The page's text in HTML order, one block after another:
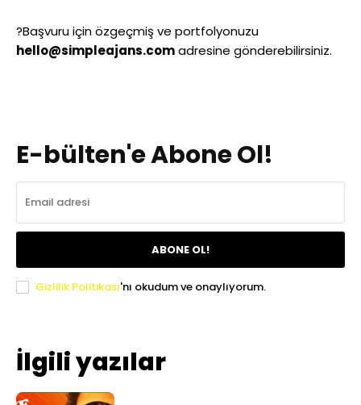
?Başvuru için özgeçmiş ve portfolyonuzu
hello@simpleajans.comadresine gönderebilirsiniz.
E-bülten'e Abone Ol!
ABONE OL!
Gizlilik Politikası'nı okudum ve onaylıyorum.
İlgili yazılar